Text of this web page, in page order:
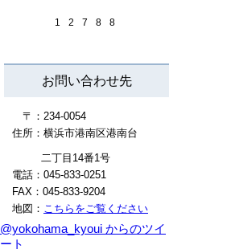
1 2 7 8 8
お問い合わせ先
〒：234-0054
住所：横浜市港南区港南台
二丁目14番1号
電話：045-833-0251
FAX：045-833-9204
地図： こちらをご覧ください
@yokohama_kyoui からのツイ
ート